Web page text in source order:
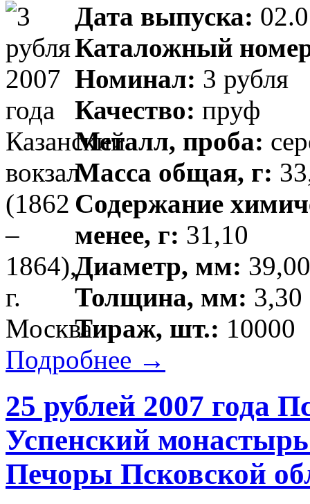
Дата выпуска:
Каталожный
Номинал: 3 рубля
Качество: пруф
Металл, проба:
Масса общая, г:
Содержание
менее, г: 31,10
Диаметр, мм:
Толщина, мм:
Тираж, шт.: 10000
Подробнее →
25 рублей 2007 года
Успенский
Печоры Псковской